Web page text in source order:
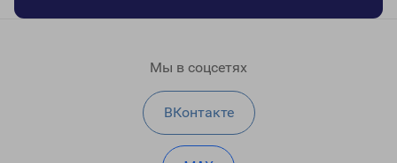
Мы в соцсетях
ВКонтакте